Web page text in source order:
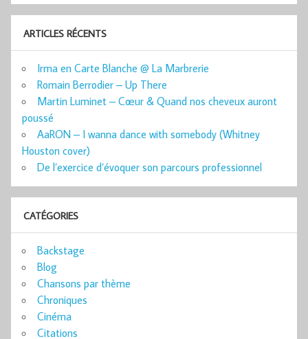
ARTICLES RÉCENTS
Irma en Carte Blanche @ La Marbrerie
Romain Berrodier – Up There
Martin Luminet – Cœur & Quand nos cheveux auront
poussé
AaRON – I wanna dance with somebody (Whitney
Houston cover)
De l’exercice d’évoquer son parcours professionnel
CATÉGORIES
Backstage
Blog
Chansons par thème
Chroniques
Cinéma
Citations